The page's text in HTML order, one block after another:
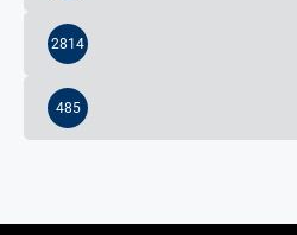
2814
485